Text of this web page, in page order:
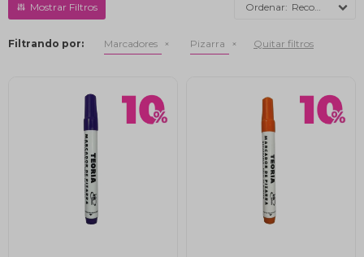
Recomendados
Filtrando por: Marcadores Pizarra Quitar filtros